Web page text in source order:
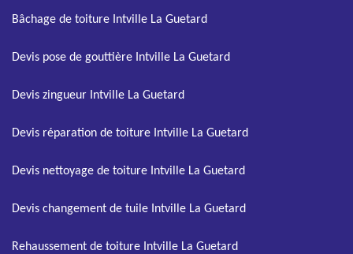
Bâchage de toiture Intville La Guetard
Devis pose de gouttière Intville La Guetard
Devis zingueur Intville La Guetard
Devis réparation de toiture Intville La Guetard
Devis nettoyage de toiture Intville La Guetard
Devis changement de tuile Intville La Guetard
Rehaussement de toiture Intville La Guetard